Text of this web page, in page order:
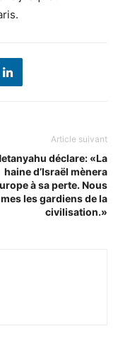
Article suivant
déclare: «La
haine d’Israël mènera
à sa perte. Nous
les gardiens de la
civilisation.»